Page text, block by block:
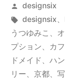
写
真
展
at
投
稿
者:
designsix
タ
グ:
designsix、
うつゆみこ 、
プション、 カ
ドメイド 、 ハ
リー、 京都、